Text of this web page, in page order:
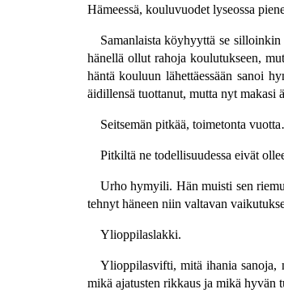
Hämeessä, kouluvuodet lyseossa
Samanlaista köyhyyttä se
hänellä ollut rahoja koulutukseen,
häntä kouluun lähettäessään sanoi
äidillensä tuottanut, mutta nyt
Seitsemän pitkää, toimetonta
Pitkiltä ne todellisuudessa eivät
Urho hymyili. Hän muisti sen
tehnyt häneen niin valtavan
Ylioppilaslakki.
Ylioppilasvifti, mitä ihania sanoja,
mikä ajatusten rikkaus ja mikä